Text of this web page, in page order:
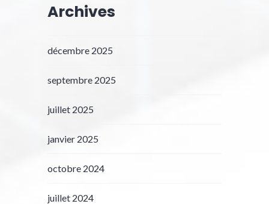
Archives
décembre 2025
septembre 2025
juillet 2025
janvier 2025
octobre 2024
juillet 2024